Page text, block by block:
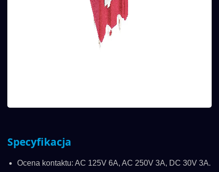
Specyfikacja
Ocena kontaktu: AC 125V 6A, AC 250V 3A, DC 30V 3A.